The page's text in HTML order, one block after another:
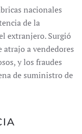
nacionales
de la
extranjero. Surgió
a vendedores
y los fraudes
de suministro de